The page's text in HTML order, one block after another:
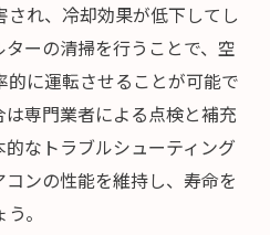
れ、冷却効果が低下してし
ーの清掃を行うことで、空
に運転させることが可能で
専門業者による点検と補充
なトラブルシューティング
ンの性能を維持し、寿命を
。